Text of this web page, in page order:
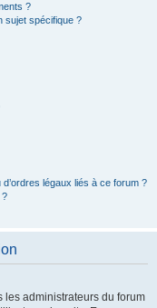
?
sujet spécifique ?
légaux liés à ce forum ?
?
les administrateurs du forum